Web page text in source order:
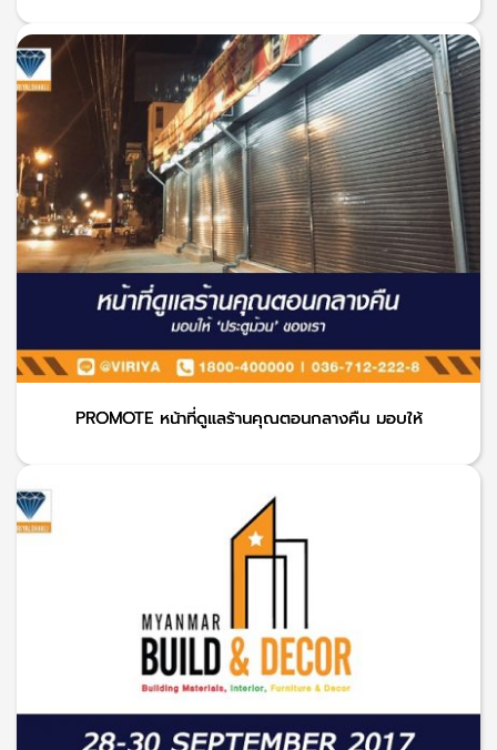
PROMOTE หน้าที่ดูแลร้านคุณตอนกลางคืน มอบให้